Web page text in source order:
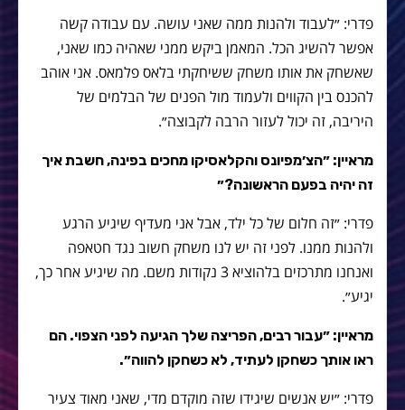
פדרי: ״לעבוד ולהנות ממה שאני עושה. עם עבודה קשה
אפשר להשיג הכל. המאמן ביקש ממני שאהיה כמו שאני,
שאשחק את אותו משחק ששיחקתי בלאס פלמאס. אני אוהב
להכנס בין הקווים ולעמוד מול הפנים של הבלמים של
היריבה, זה יכול לעזור הרבה לקבוצה״.
מראיין: ״הצ׳מפיונס והקלאסיקו מחכים בפינה, חשבת איך
זה יהיה בפעם הראשונה?״
פדרי: ״זה חלום של כל ילד, אבל אני מעדיף שיגיע הרגע
ולהנות ממנו. לפני זה יש לנו משחק חשוב נגד חטאפה
ואנחנו מתרכזים בלהוציא 3 נקודות משם. מה שיגיע אחר כך,
יגיע״.
מראיין: ״עבור רבים, הפריצה שלך הגיעה לפני הצפוי. הם
ראו אותך כשחקן לעתיד, לא כשחקן להווה״.
פדרי: ״יש אנשים שיגידו שזה מוקדם מדי, שאני מאוד צעיר